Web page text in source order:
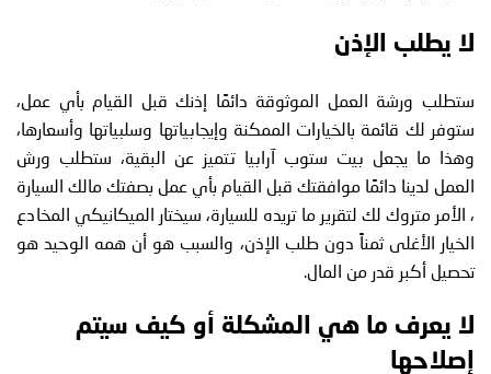
لا يطلب الإذن
ستطلب ورشة العمل الموثوقة دائمًا إذنك قبل القيام بأي عمل،
ستوفر لك قائمة بالخيارات الممكنة وإيجابياتها وسلبياتها وأسعارها،
وهذا ما يجعل بيت ستوب آرابيا تتميز عن البقية، ستطلب ورش
العمل لدينا دائمًا موافقتك قبل القيام بأي عمل بصفتك مالك السيارة
، الأمر متروك لك لتقرير ما تريده للسيارة، سيختار الميكانيكي المخادع
الخيار الأغلى ثمناً دون طلب الإذن، والسبب هو أن همه الوحيد هو
تحصيل أكبر قدر من المال.
لا يعرف ما هي المشكلة أو كيف سيتم
إصلاحها